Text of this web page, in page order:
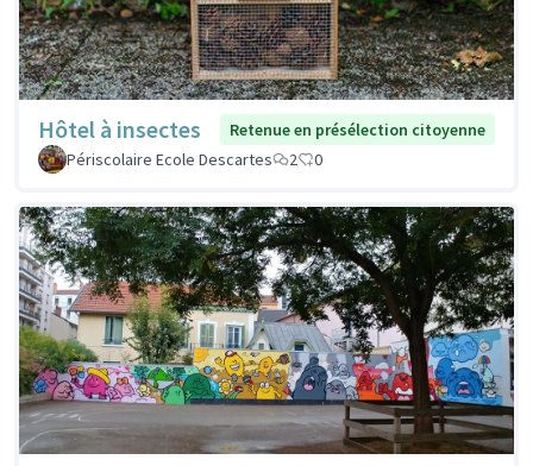
Hôtel à insectes
Retenue en présélection citoyenne
Périscolaire Ecole Descartes
2 0